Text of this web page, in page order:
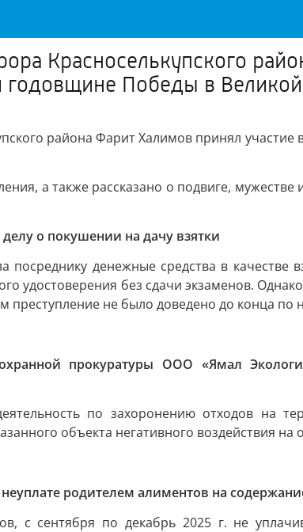
Красноселькупского
Победы в Великой
района Фарит Халимов принял
а также рассказано о подвиге,
о покушении на дачу взятки
посреднику денежные средства в
удостоверения без сдачи экзаменов.
преступление не было доведено до конца по
прокуратуры ООО «Ямал
по захоронению отходов на
объекта негативного воздействия
родителем алиментов на
с сентября по декабрь 2025 г. не